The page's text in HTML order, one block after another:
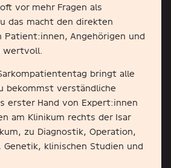
vor mehr Fragen als
das macht den direkten
Patient:innen, Angehörigen und
wertvoll.
bringt alle
bekommst verständliche
erster Hand von Expert:innen
am Klinikum rechts der Isar
zu Diagnostik, Operation,
klinischen Studien und